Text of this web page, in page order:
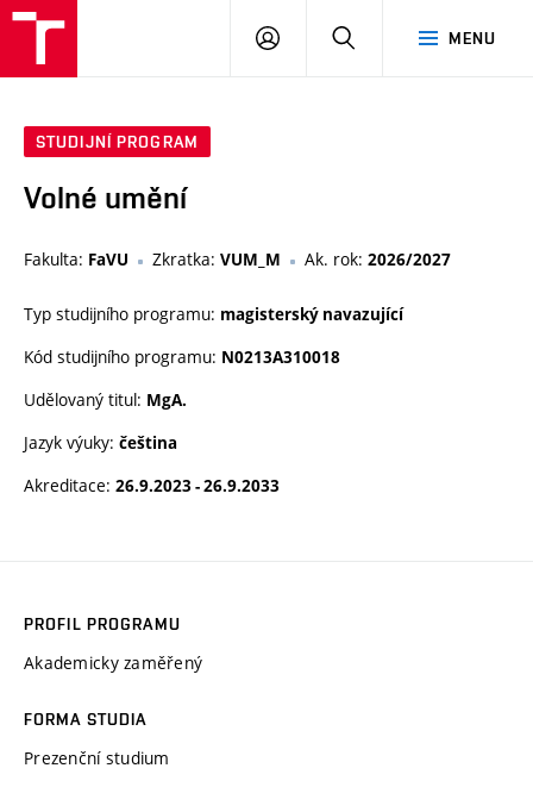
MENU
PŘIHLÁSIT
STUDIJNÍ PROGRAM
Volné umění
Fakulta: FaVU Zkratka: VUM_M Ak. rok: 2026/2027
Typ studijního programu: magisterský navazující
Kód studijního programu: N0213A310018
Udělovaný titul: MgA.
Jazyk výuky: čeština
Akreditace: 26.9.2023 - 26.9.2033
PROFIL PROGRAMU
Akademicky zaměřený
FORMA STUDIA
Prezenční studium